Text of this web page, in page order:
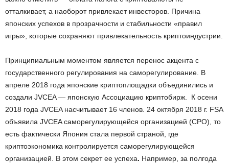
отталкивает, а наоборот привлекает инвесторов. Причина
японских успехов в прозрачности и стабильности «правил
игры», которые сохраняют привлекательность криптоиндустрии.
Принципиальным моментом является перенос акцента с
государственного регулирования на саморегулирование. В
апреле 2018 года японские криптоплощадки объединились и
создали JVCEA — японскую Ассоциацию криптобирж. К осени
2018 года JVCEA насчитывает 16 членов. 24 октября 2018 г. FSA
объявила JVCEA саморегулирующейся организацией (СРО), то
есть фактически Япония стала первой страной, где
криптоэкономика контролируется саморегулирующейся
организацией. В этом секрет ее успеха. Например, за полгода